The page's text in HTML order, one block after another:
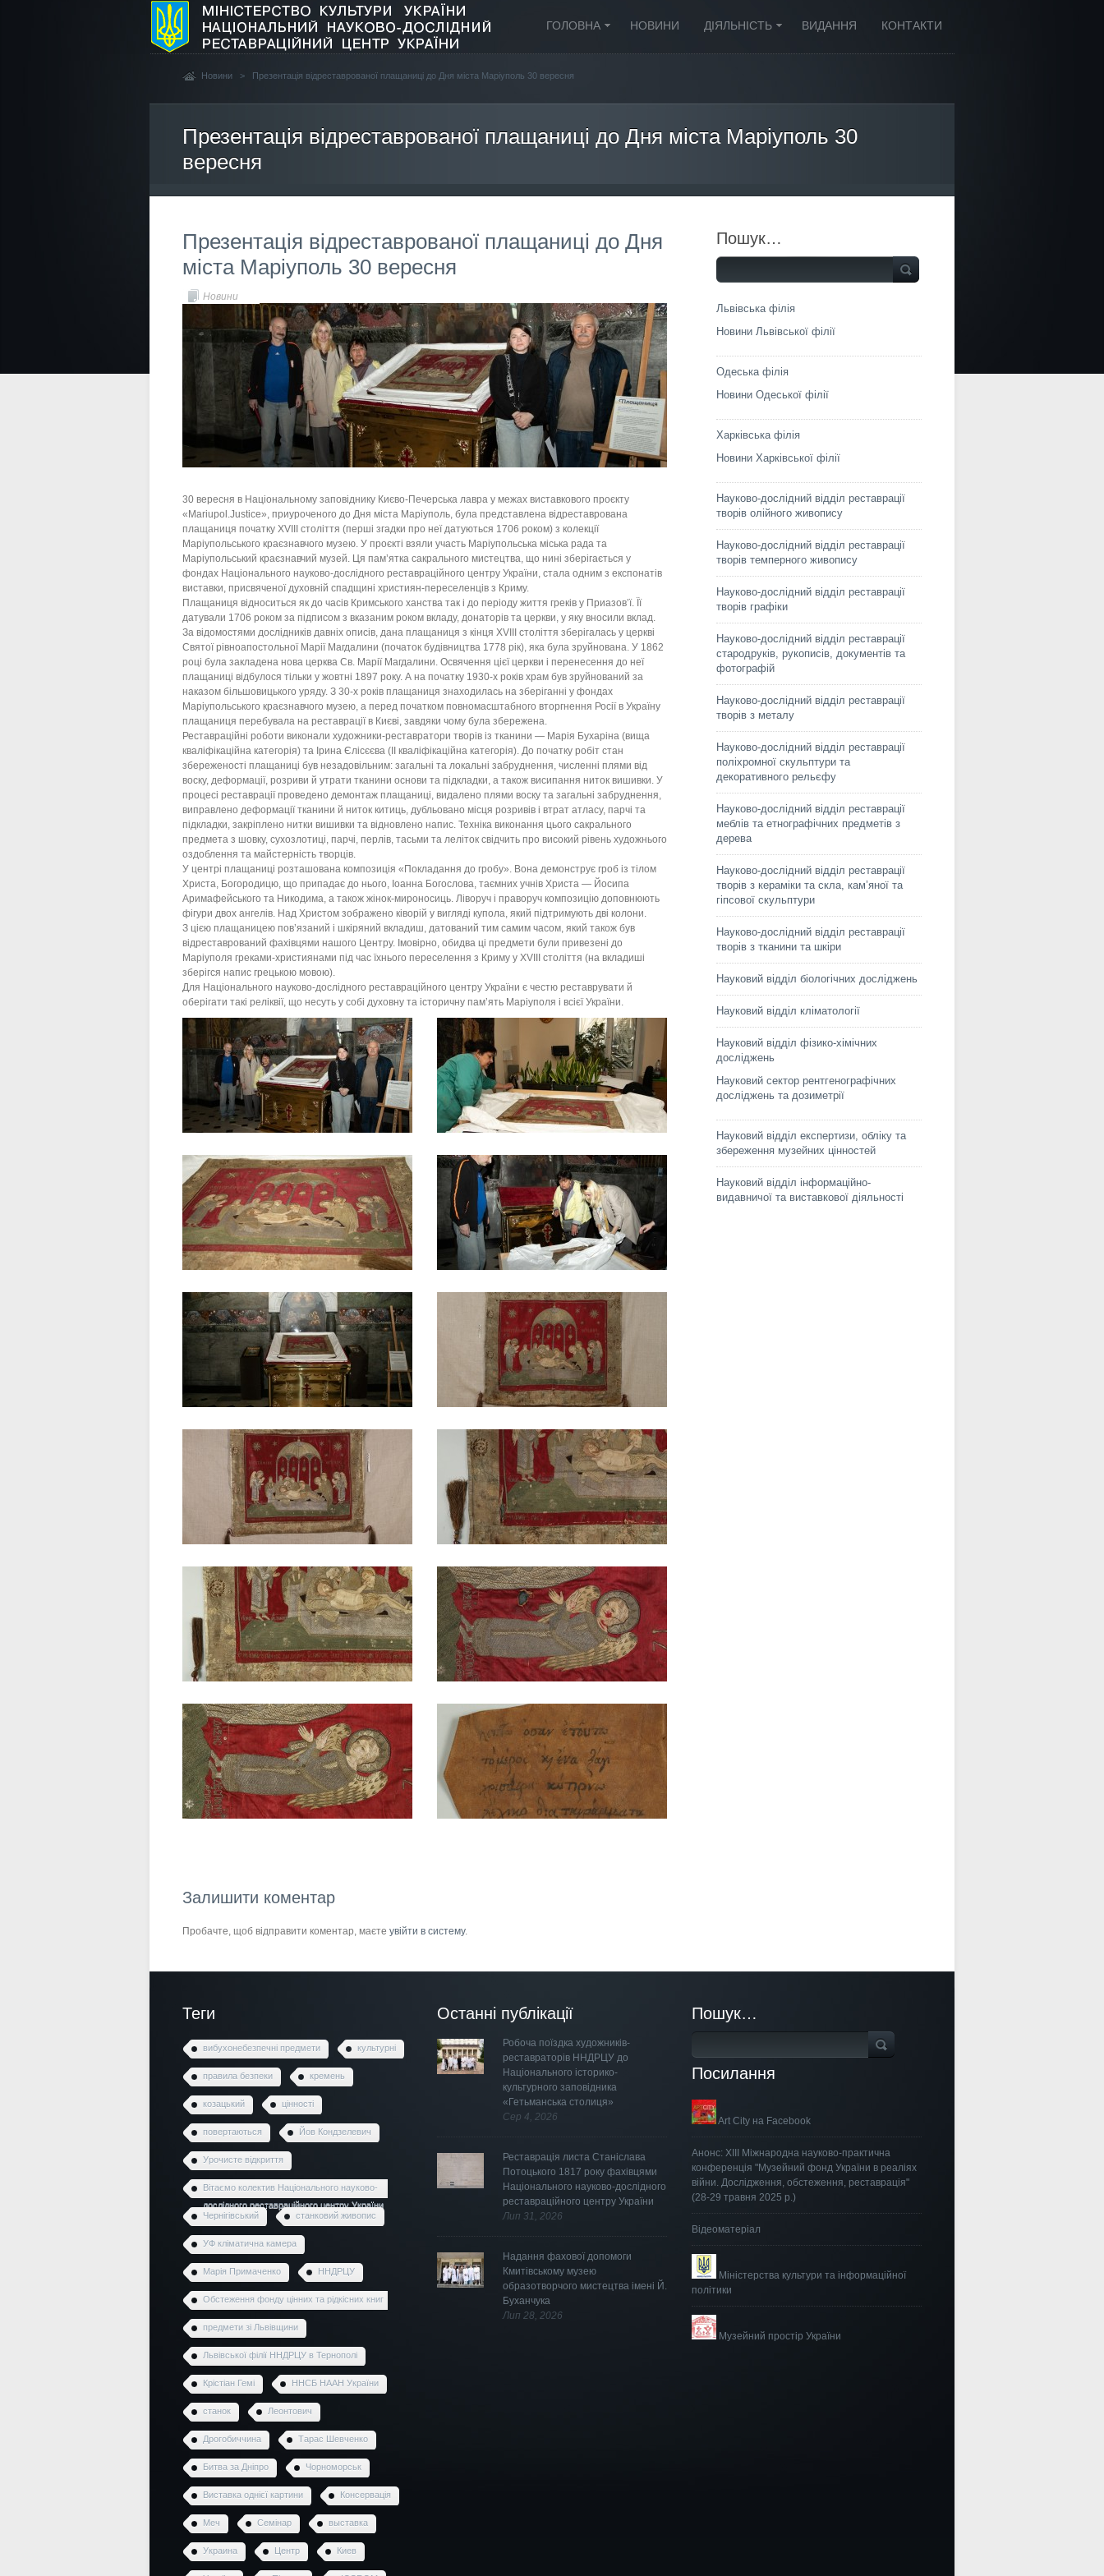
ГОЛОВНА НОВИНИ ДІЯЛЬНІСТЬ ВИДАННЯ КОНТАКТИ
Новини > Презентація відреставрованої плащаниці до Дня міста Маріуполь 30 вересня
Презентація відреставрованої плащаниці до Дня міста Маріуполь 30
вересня
Презентація відреставрованої плащаниці до Дня
міста Маріуполь 30 вересня
Новини
30 вересня в Національному заповіднику Києво-Печерська лавра у межах виставкового проєкту
«Mariupol.Justice», приуроченого до Дня міста Маріуполь, була представлена відреставрована
плащаниця початку XVIII століття (перші згадки про неї датуються 1706 роком) з колекції
Маріупольського краєзнавчого музею. У проєкті взяли участь Маріупольська міська рада та
Маріупольський краєзнавчий музей. Ця пам’ятка сакрального мистецтва, що нині зберігається у
фондах Національного науково-дослідного реставраційного центру України, стала одним з експонатів
виставки, присвяченої духовній спадщині християн-переселенців з Криму.
Плащаниця відноситься як до часів Кримського ханства так і до періоду життя греків у Приазов’ї. Її
датували 1706 роком за підписом з вказаним роком вкладу, донаторів та церкви, у яку вносили вклад.
За відомостями дослідників давніх описів, дана плащаниця з кінця XVIII століття зберігалась у церкві
Святої рівноапостольної Марії Магдалини (початок будівництва 1778 рік), яка була зруйнована. У 1862
році була закладена нова церква Св. Марії Магдалини. Освячення цієї церкви і перенесення до неї
плащаниці відбулося тільки у жовтні 1897 року. А на початку 1930-х років храм був зруйнований за
наказом більшовицького уряду. З 30-х років плащаниця знаходилась на зберіганні у фондах
Маріупольського краєзнавчого музею, а перед початком повномасштабного вторгнення Росії в Україну
плащаниця перебувала на реставрації в Києві, завдяки чому була збережена.
Реставраційні роботи виконали художники-реставратори творів із тканини — Марія Бухаріна (вища
кваліфікаційна категорія) та Ірина Єлісєєва (ІІ кваліфікаційна категорія). До початку робіт стан
збереженості плащаниці був незадовільним: загальні та локальні забруднення, численні плями від
воску, деформації, розриви й утрати тканини основи та підкладки, а також висипання ниток вишивки. У
процесі реставрації проведено демонтаж плащаниці, видалено плями воску та загальні забруднення,
виправлено деформації тканини й ниток китиць, дубльовано місця розривів і втрат атласу, парчі та
підкладки, закріплено нитки вишивки та відновлено напис. Техніка виконання цього сакрального
предмета з шовку, сухозлотиці, парчі, перлів, тасьми та леліток свідчить про високий рівень художнього
оздоблення та майстерність творців.
У центрі плащаниці розташована композиція «Покладання до гробу». Вона демонструє гроб із тілом
Христа, Богородицю, що припадає до нього, Іоанна Богослова, таємних учнів Христа — Йосипа
Аримафейського та Никодима, а також жінок-мироносиць. Ліворуч і праворуч композицію доповнюють
фігури двох ангелів. Над Христом зображено ківорій у вигляді купола, який підтримують дві колони.
З цією плащаницею пов’язаний і шкіряний вкладиш, датований тим самим часом, який також був
відреставрований фахівцями нашого Центру. Імовірно, обидва ці предмети були привезені до
Маріуполя греками-християнами під час їхнього переселення з Криму у XVIII століття (на вкладиші
зберігся напис грецькою мовою).
Для Національного науково-дослідного реставраційного центру України є честю реставрувати й
оберігати такі реліквії, що несуть у собі духовну та історичну пам’ять Маріуполя і всієї України.
Залишити коментар
Пробачте, щоб відправити коментар, маєте увійти в систему.
Пошук…
Львівська філія
Новини Львівської філії
Одеська філія
Новини Одеської філії
Харківська філія
Новини Харківської філії
Науково-дослідний відділ реставрації
творів олійного живопису
Науково-дослідний відділ реставрації
творів темперного живопису
Науково-дослідний відділ реставрації
творів графіки
Науково-дослідний відділ реставрації
стародруків, рукописів, документів та
фотографій
Науково-дослідний відділ реставрації
творів з металу
Науково-дослідний відділ реставрації
поліхромної скульптури та
декоративного рельєфу
Науково-дослідний відділ реставрації
меблів та етнографічних предметів з
дерева
Науково-дослідний відділ реставрації
творів з кераміки та скла, кам’яної та
гіпсової скульптури
Науково-дослідний відділ реставрації
творів з тканини та шкіри
Науковий відділ біологічних досліджень
Науковий відділ кліматології
Науковий відділ фізико-хімічних
досліджень
Науковий сектор рентгенографічних
досліджень та дозиметрії
Науковий відділ експертизи, обліку та
збереження музейних цінностей
Науковий відділ інформаційно-
видавничої та виставкової діяльності
Теги
вибухонебезпечні предмети культурні
правила безпеки кремень
козацький цінності
повертаються Йов Кондзелевич
Урочисте відкриття
Вітаємо колектив Національного науково-
дослідного реставраційного центру України
Чернігівський
станковий живопис
УФ кліматична камера
Марія Примаченко ННДРЦУ
Обстеження фонду цінних та рідкісних книг
предмети зі Львівщини
Львівської філії ННДРЦУ в Тернополі
Крістіан Гемі ННСБ НААН України
станок Леонтович
Дрогобиччина Тарас Шевченко
Битва за Дніпро Чорноморськ
Виставка однієї картини Консервація
Меч Семінар выставка
Украина Центр Киев
Останні публікації
Робоча поїздка художників-
реставраторів ННДРЦУ до
Національного історико-
культурного заповідника
«Гетьманська столиця»
Сер 4, 2026
Реставрація листа Станіслава
Потоцького 1817 року фахівцями
Національного науково-дослідного
реставраційного центру України
Лип 31, 2026
Надання фахової допомоги
Кмитівському музею
образотворчого мистецтва імені Й.
Буханчука
Лип 28, 2026
Пошук…
Посилання
Art City на Facebook
Анонс: ХІІІ Міжнародна науково-практична
конференція "Музейний фонд України в реаліях
війни. Дослідження, обстеження, реставрація"
(28-29 травня 2025 р.)
Відеоматеріал
Міністерства культури та інформаційної
політики
Музейний простір України